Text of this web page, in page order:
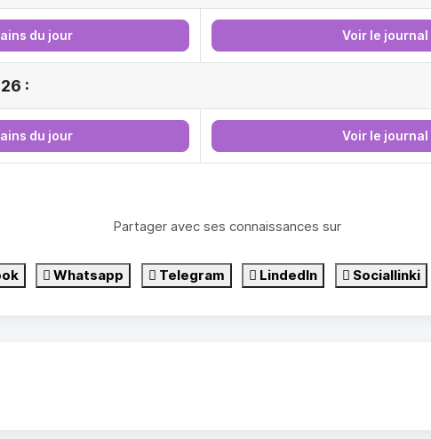
du jour Voir le journal
:
du jour Voir le journal
Partager avec ses connaissances sur
Whatsapp Telegram LindedIn Sociallinki